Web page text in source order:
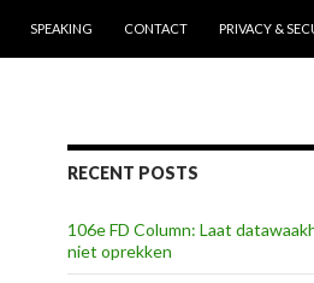
SPEAKING CONTACT PRIVACY &
RECENT POSTS
106e FD Column: Laat
niet oprekken